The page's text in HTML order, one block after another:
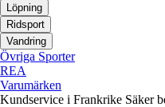
Löpning
Ridsport
Vandring
Övriga Sporter
REA
Varumärken
Kundservice i Frankrike Säker